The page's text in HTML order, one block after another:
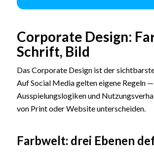
Corporate Design:
Schrift, Bild
Das Corporate Design ist der
Auf Social Media gelten eigene Regeln
Ausspielungslogiken und
von Print oder Website unterscheiden.
Farbwelt: drei Ebenen